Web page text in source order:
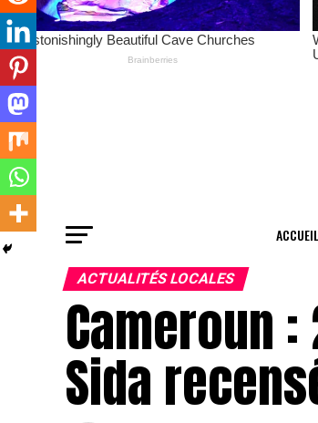
ACCUEIL
ACTUALITÉS LOCALES
Cameroun :
Sida